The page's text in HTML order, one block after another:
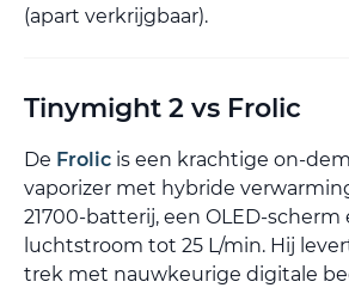
(apart verkrijgbaar).
Tinymight 2 vs Frolic
De Frolic is een krachtige on-
vaporizer met hybride
21700-batterij, een OLED-scherm
luchtstroom tot 25 L/min. Hij
trek met nauwkeurige digitale